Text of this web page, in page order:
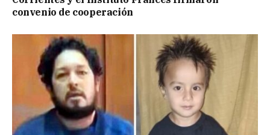
convenio de cooperación